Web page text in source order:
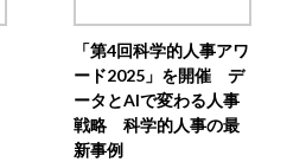
「第4回科学的人事アワ
ード2025」を開催 デ
ータとAIで変わる人事
戦略 科学的人事の最
新事例